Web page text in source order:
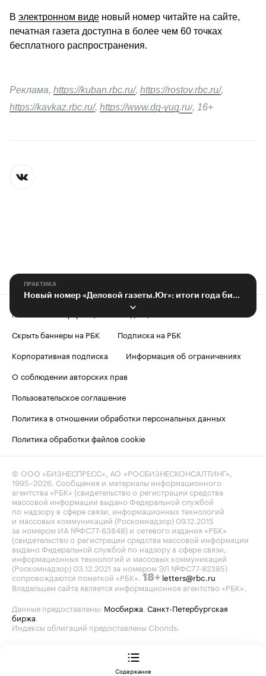
В электронном виде новый номер читайте на сайте,
печатная газета доступна в более чем 60 точках
бесплатного распространения.
Реклама, https://kuban.rbc.ru/, https://rostov.rbc.ru/
https://kavkaz.rbc.ru/, https://www.dg-yug.ru/, 16+
ПРАКТИКА
Новый номер «Деловой газеты.Юг»: итоги года бизнеса Кубани
Контактная информация
Скрыть баннеры на РБК
Подписка на РБК
Корпоративная подписка
Информация об ограничениях
О соблюдении авторских прав
Пользовательское соглашение
Политика в отношении обработки персональных данных
Политика обработки файлов cookie
© ООО «БИЗНЕСПРЕСС», АО «РОСБИЗНЕСКОНСАЛТИНГ»,
1995–2026. Сообщения и материалы информационного
агентства «РБК» (свидетельство о регистрации средства
массовой информации выдано Федеральной службой
по надзору в сфере связи, информационных технологий
и массовых коммуникаций (Роскомнадзор) 09.12.2015
за номером ИА №ФС77-63848) и сетевого издания «РБК»
(свидетельство о регистрации средства массовой информации
выдано Федеральной службой по надзору в сфере связи,
информационных технологий и массовых коммуникаций
(Роскомнадзор) 03.12.2021 за номером ЭЛ №ФС77-82385)
сопровождаются пометкой «РБК». 18+ letters@rbc.ru
Владельцем сайта является информационное агентство «РБК».
Данные предоставлены: Мосбиржа, Санкт-Петербургская
биржа.
Индексы облигаций предоставлены Cbonds.
Содержание